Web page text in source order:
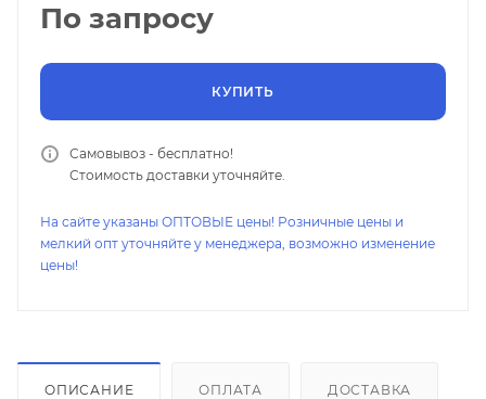
По запросу
КУПИТЬ
Самовывоз - бесплатно!
Стоимость доставки уточняйте.
На сайте указаны ОПТОВЫЕ цены! Розничные цены и
мелкий опт уточняйте у менеджера, возможно изменение
цены!
ОПИСАНИЕ ОПЛАТА ДОСТАВКА